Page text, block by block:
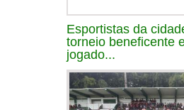
Esportistas da
torneio beneficente
jogado...